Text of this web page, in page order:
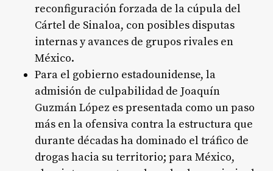
reconfiguración forzada de la cúpula del
Cártel de Sinaloa, con posibles disputas
internas y avances de grupos rivales en
México.
Para el gobierno estadounidense, la
admisión de culpabilidad de Joaquín
Guzmán López es presentada como un paso
más en la ofensiva contra la estructura que
durante décadas ha dominado el tráfico de
drogas hacia su territorio; para México,